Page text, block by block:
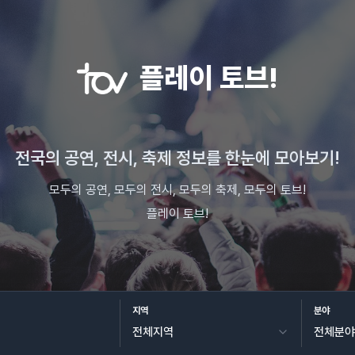
플레이 토브!
전국의 공연, 전시, 축제 정보를 한눈에 모아보기!
모두의 공연, 모두의 전시, 모두의 축제, 모두의 토브!
플레이 토브!
지역 분야